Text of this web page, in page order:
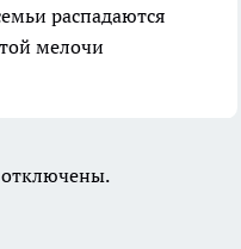
распадаются
мелочи